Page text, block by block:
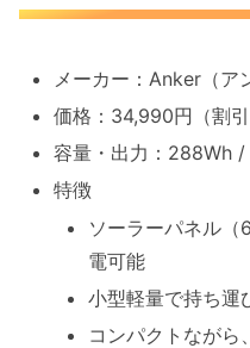
メーカー：Anker（ア
価格：34,990円（割引
容量・出力：288Wh
特徴
ソーラーパネル
電可能
小型軽量で持ち運
コンパクトながら